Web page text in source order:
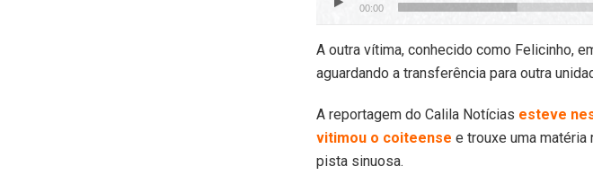
00:00
A outra vítima, conhecido como Felicinho,
aguardando a transferência para outra
A reportagem do Calila Notícias esteve
vitimou o coiteense e trouxe uma
pista sinuosa.